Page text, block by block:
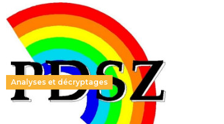
Analyses et décryptages
Hongrie : du changement pour